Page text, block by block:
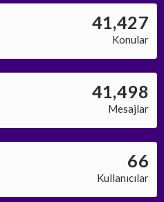
41,427
Konular
41,498
Mesajlar
66
Kullanıcılar